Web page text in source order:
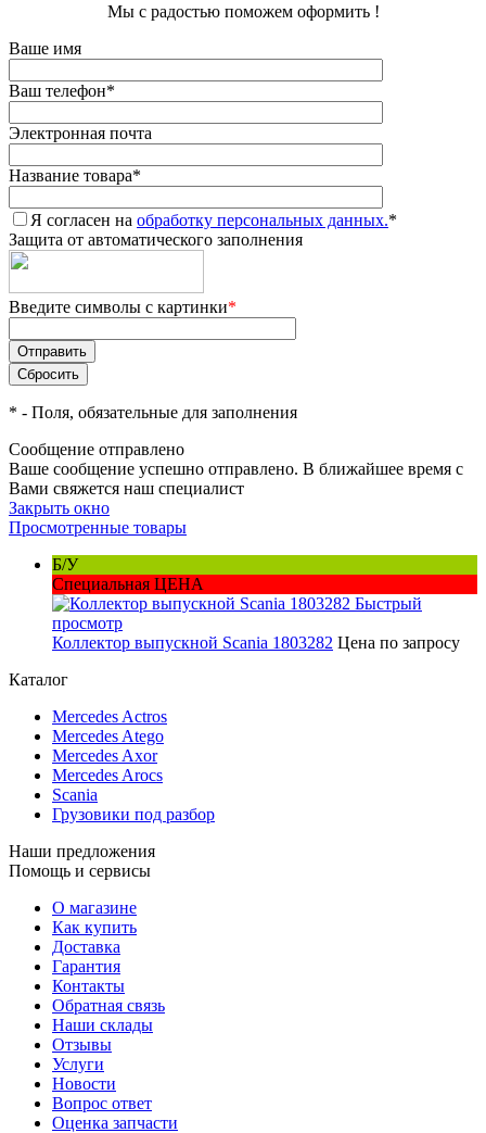
Мы с радостью поможем оформить !
Ваше имя
Ваш телефон*
Электронная почта
Название товара*
Я согласен на обработку персональных данных.*
Защита от автоматического заполнения
Введите символы с картинки*
* - Поля, обязательные для заполнения
Сообщение отправлено
Ваше сообщение успешно отправлено. В ближайшее время с
Вами свяжется наш специалист
Закрыть окно
Просмотренные товары
Б/У
Специальная ЦЕНА
Быстрый
просмотр
Коллектор выпускной Scania 1803282 Цена по запросу
Каталог
Mercedes Actros
Mercedes Atego
Mercedes Axor
Mercedes Arocs
Scania
Грузовики под разбор
Наши предложения
Помощь и сервисы
О магазине
Как купить
Доставка
Гарантия
Контакты
Обратная связь
Наши склады
Отзывы
Услуги
Новости
Вопрос ответ
Оценка запчасти